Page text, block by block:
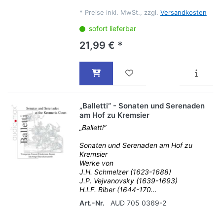
* Preise inkl. MwSt., zzgl. Versandkosten
sofort lieferbar
21,99 € *
„Balletti“ - Sonaten und Serenaden
am Hof zu Kremsier
„Balletti“
Sonaten und Serenaden am Hof zu
Kremsier
Werke von
J.H. Schmelzer (1623-1688)
J.P. Vejvanovsky (1639-1693)
H.I.F. Biber (1644-170...
Art.-Nr.
AUD 705 0369-2